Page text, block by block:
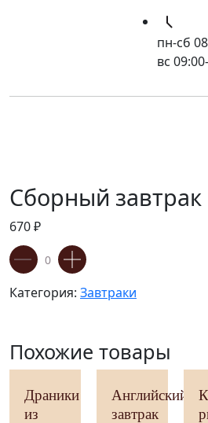
пн-сб
вс
Сборный завтрак
670₽
Категория: Завтраки
Похожие товары
Драники
из
Английский
завтрак